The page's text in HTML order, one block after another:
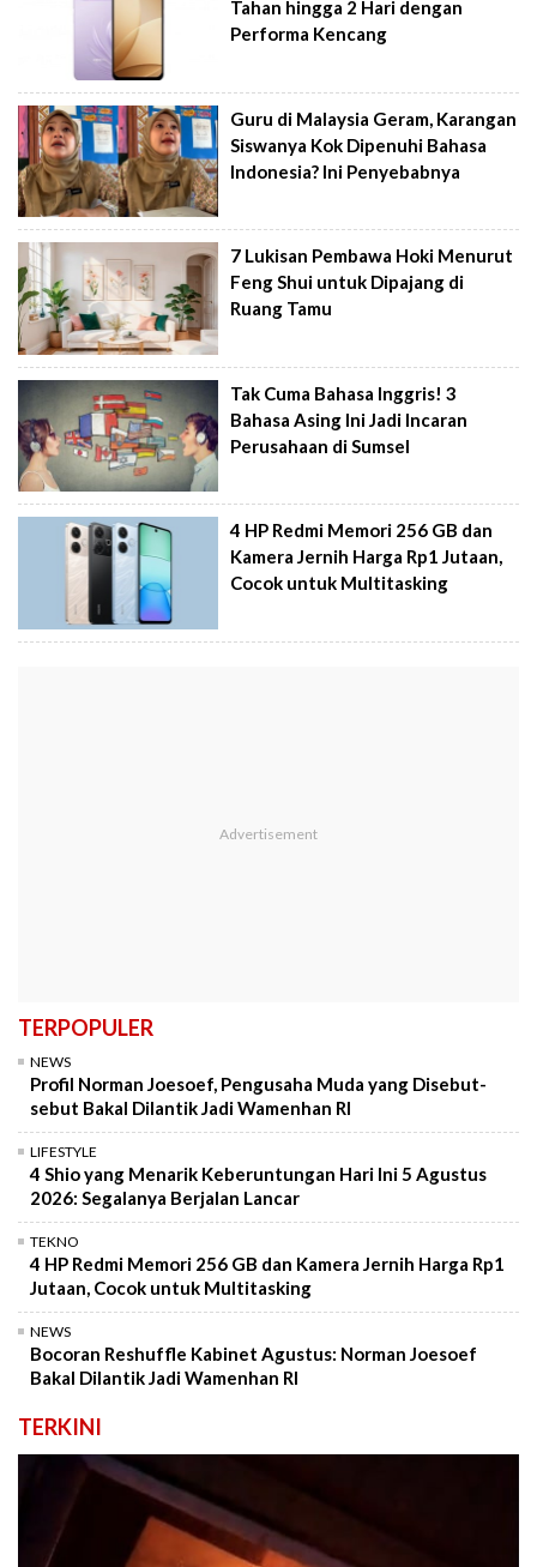
Tahan hingga 2 Hari dengan
Performa Kencang
Guru di Malaysia Geram, Karangan
Siswanya Kok Dipenuhi Bahasa
Indonesia? Ini Penyebabnya
7 Lukisan Pembawa Hoki Menurut
Feng Shui untuk Dipajang di
Ruang Tamu
Tak Cuma Bahasa Inggris! 3
Bahasa Asing Ini Jadi Incaran
Perusahaan di Sumsel
4 HP Redmi Memori 256 GB dan
Kamera Jernih Harga Rp1 Jutaan,
Cocok untuk Multitasking
TERPOPULER
NEWS
Profil Norman Joesoef, Pengusaha Muda yang Disebut-
sebut Bakal Dilantik Jadi Wamenhan RI
LIFESTYLE
4 Shio yang Menarik Keberuntungan Hari Ini 5 Agustus
2026: Segalanya Berjalan Lancar
TEKNO
4 HP Redmi Memori 256 GB dan Kamera Jernih Harga Rp1
Jutaan, Cocok untuk Multitasking
NEWS
Bocoran Reshuffle Kabinet Agustus: Norman Joesoef
Bakal Dilantik Jadi Wamenhan RI
TERKINI